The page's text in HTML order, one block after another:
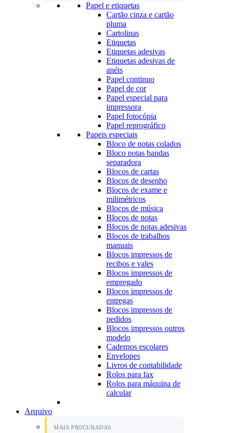
Papel e etiquetas
Cartão cinza e cartão
pluma
Cartolinas
Etiquetas
Etiquetas adesivas
Etiquetas adesivas de
anéis
Papel continuo
Papel de cor
Papel especial para
impressora
Papel fotocópia
Papel reprográfico
Papeis especiais
Bloco de notas colados
Bloco notas bandas
separadora
Blocos de cartas
Blocos de desenho
Blocos de exame e
milimétricos
Blocos de música
Blocos de notas
Blocos de notas adesivas
Blocos de trabalhos
manuais
Blocos impressos de
recibos e vales
Blocos impressos de
empregado
Blocos impressos de
entregas
Blocos impressos de
pedidos
Blocos impressos outros
modelo
Cadernos escolares
Envelopes
Livros de contabilidade
Rolos para fax
Rolos para máquina de
calcular
Arquivo
MAIS PROCURADAS